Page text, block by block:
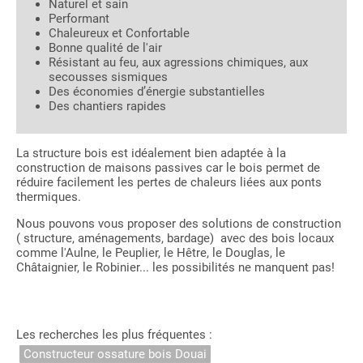
Naturel et sain
Performant
Chaleureux et Confortable
Bonne qualité de l'air
Résistant au feu, aux agressions chimiques, aux
secousses sismiques
Des économies d’énergie substantielles
Des chantiers rapides
La structure bois est idéalement bien adaptée à la
construction de maisons passives car le bois permet de
réduire facilement les pertes de chaleurs liées aux ponts
thermiques.
Nous pouvons vous proposer des solutions de construction
( structure, aménagements, bardage) avec des bois locaux
comme l'Aulne, le Peuplier, le Hêtre, le Douglas, le
Châtaignier, le Robinier... les possibilités ne manquent pas!
Les recherches les plus fréquentes :
Constructeur ossature bois Douai